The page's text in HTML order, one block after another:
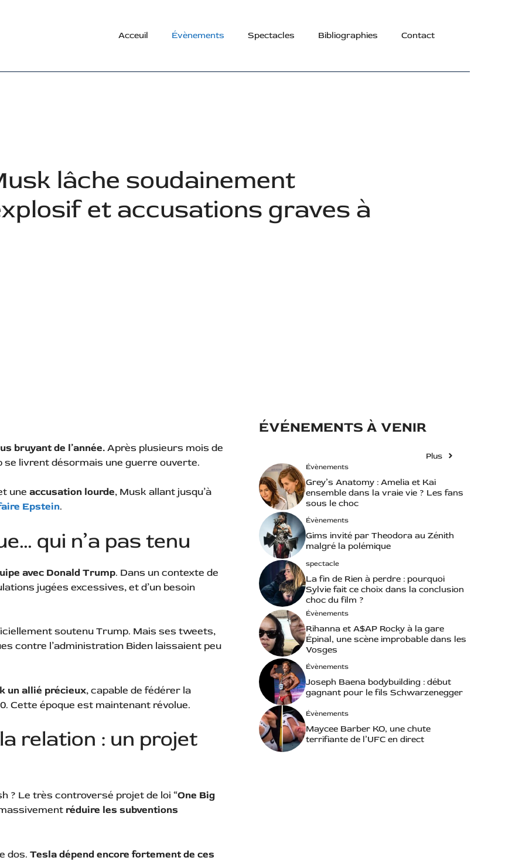
Acceuil Évènements Spectacles Bibliographies Contact
lâche soudainement
et accusations graves à
bruyant de l’année.Après plusieurs mois de
livrent désormais une guerre ouverte.
une accusation lourde, Musk allant jusqu’à
Epstein.
qui n’a pas tenu
avec Donald Trump. Dans un contexte de
jugées excessives, et d’un besoin
soutenu Trump. Mais ses tweets,
contre l’administration Biden laissaient peu
un allié précieux, capable de fédérer la
Cette époque est maintenant révolue.
relation : un projet
? Le très controversé projet de loi “One Big
réduire les subventions
dos. Tesla dépend encore fortement de ces
ÉVÉNEMENTS À VENIR
Plus
Évènements
Grey’s Anatomy : Amelia et Kai
ensemble dans la vraie vie ? Les fans
sous le choc
Évènements
Gims invité par Theodora au Zénith
malgré la polémique
spectacle
La fin de Rien à perdre : pourquoi
Sylvie fait ce choix dans la conclusion
choc du film ?
Évènements
Rihanna et A$AP Rocky à la gare
Épinal, une scène improbable dans les
Vosges
Évènements
Joseph Baena bodybuilding : début
gagnant pour le fils Schwarzenegger
Évènements
Maycee Barber KO, une chute
terrifiante de l’UFC en direct